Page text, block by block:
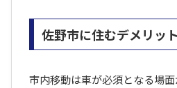
佐野市に住むデメリット
市内移動は車が必須となる場